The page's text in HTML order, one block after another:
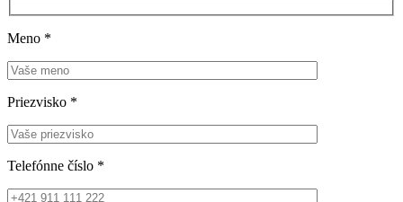
Meno *
Priezvisko *
Telefónne číslo *